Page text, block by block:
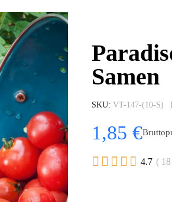
Samen
SKU VT-147-(10-S)
1,85 €
     4.7 (